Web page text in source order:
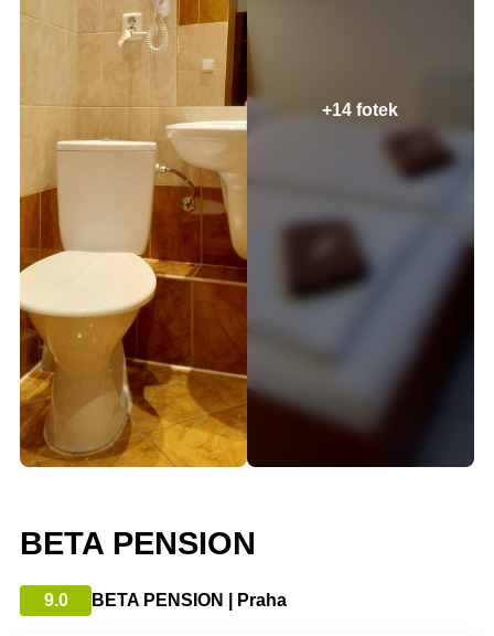
+14 fotek
BETA PENSION
9.0 BETA PENSION | Praha